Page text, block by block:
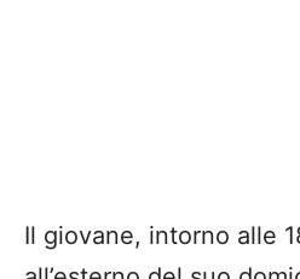
Il giovane, intorno alle